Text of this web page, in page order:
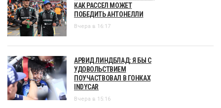
КАК РАССЕЛ МОЖЕТ
ПОБЕДИТЬ АНТОНЕЛЛИ
Вчера в 16:17
АРВИД ЛИНДБЛАД: Я БЫ С
УДОВОЛЬСТВИЕМ
ПОУЧАСТВОВАЛ В ГОНКАХ
INDYCAR
Вчера в 15:16